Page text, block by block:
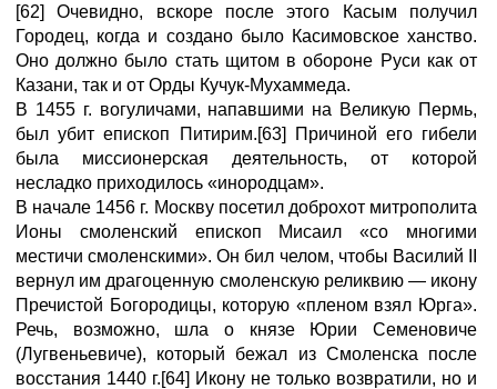
[62] Очевидно, вскоре после этого Касым получил
Городец, когда и создано было Касимовское ханство.
Оно должно было стать щитом в обороне Руси как от
Казани, так и от Орды Кучук-Мухаммеда.
В 1455 г. вогуличами, напавшими на Великую Пермь,
был убит епископ Питирим.[63] Причиной его гибели
была миссионерская деятельность, от которой
несладко приходилось «инородцам».
В начале 1456 г. Москву посетил доброхот митрополита
Ионы смоленский епископ Мисаил «со многими
местичи смоленскими». Он бил челом, чтобы Василий II
вернул им драгоценную смоленскую реликвию — икону
Пречистой Богородицы, которую «пленом взял Юрга».
Речь, возможно, шла о князе Юрии Семеновиче
(Лугвеньевиче), который бежал из Смоленска после
восстания 1440 г.[64] Икону не только возвратили, но и